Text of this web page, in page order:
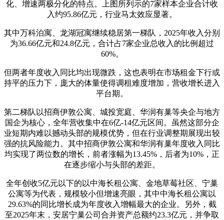
化、增速两极分化的特点。上图所列示的7家样本企业合计收
入约95.86亿元，行业马太效应显著。
其中万科泊寓、龙湖冠寓继续稳居第一梯队，2025年收入分别
为36.66亿元和24.8亿元，合计占7家企业总收入的比例超过
60%。
但两者年度收入同比均出现微跌，这也表明在市场租金下行或
持平的压力下，庞大的体量使得调租难度增加，营收增长进入
平台期。
第二梯队以招商伊敦公寓、城投宽庭、华润有巢等央企与地方
国企为核心，全年营收集中在6亿-14亿元区间。虽然这部分企
业短期内难以撼动头部的规模优势，但在行业调整期展现出较
强的抗风险能力。其中招商伊敦公寓和华润有巢年度收入同比
均实现了两位数的增长，前者涨幅为13.45%，后者为10%，正
在逐步缩小与头部的差距。
全年创收5亿元以下的以中海长租公寓、金地草莓社区、宁巢
公寓等为代表，规模较小但增速亮眼，其中中海长租公寓以
29.63%的同比增长成为年度收入增幅最大的企业。另外，截
至2025年末，安居宁巢公司合并资产总额约23.3亿元，并争取